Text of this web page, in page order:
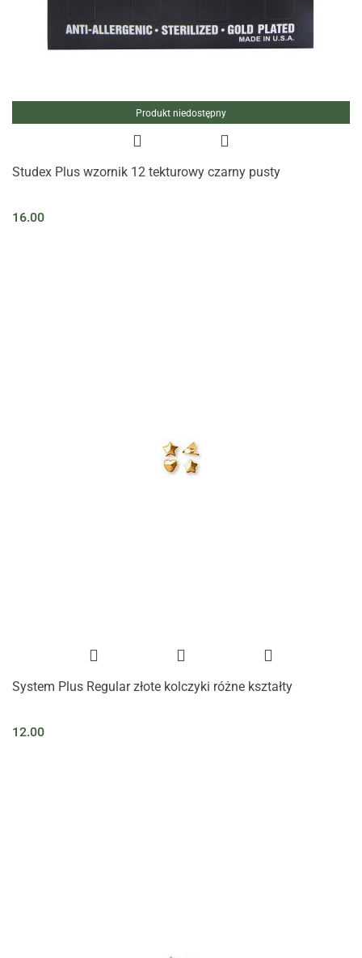
Produkt niedostępny
Studex Plus wzornik 12 tekturowy czarny pusty
16.00
System Plus Regular złote kolczyki różne kształty
12.00